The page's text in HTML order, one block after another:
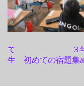
て ３年
生 初めての宿題集